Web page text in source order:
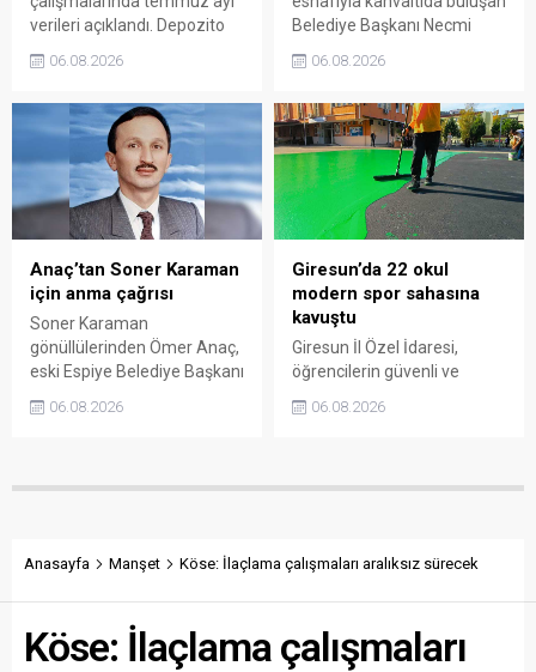
verileri açıklandı. Depozito
uygulamasına destek veren
ambalajın çöpe gitmesini
06.08.2026
Belediye Başkanı Necmi
planlanan çalışmaları
da yaşadığı sorunları ve
beklentilerini doğrudan
Başkan Sıbıç’a aktardı.
06.08.2026
Anaç’tan Soner Karaman
için anma çağrısı
Soner Karaman
gönüllülerinden Ömer Anaç,
eski Espiye Belediye Başkanı
34’üncü yılı dolayısıyla
kaybetmiş tüm belediye
06.08.2026
Giresun’da 22 okul
modern spor sahasına
kavuştu
Giresun İl Özel İdaresi,
öğrencilerin güvenli ve
yapabilmesi amacıyla 22
dönüştürdü. Tamamlanan
yatırımlar arasında yerini
06.08.2026
Anasayfa Manşet Köse: İlaçlama çalışmaları aralıksız sürecek
Köse: İlaçlama çalışmaları